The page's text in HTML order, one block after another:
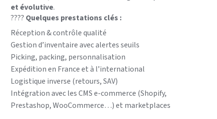
et évolutive.
???? Quelques prestations clés :
Réception & contrôle qualité
Gestion d’inventaire avec alertes seuils
Picking, packing, personnalisation
Expédition en France et à l’international
Logistique inverse (retours, SAV)
Intégration avec les CMS e-commerce (Shopify,
Prestashop, WooCommerce…) et marketplaces